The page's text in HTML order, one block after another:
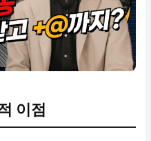
이점